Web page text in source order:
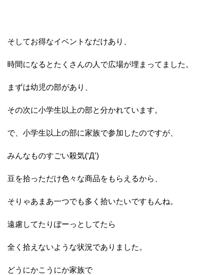
そしてお得なイベントなだけあり、
時間になるとたくさんの人で広場が埋まってました。
まずは幼児の部があり、
その次に小学生以上の部と分かれています。
で、小学生以上の部に家族で参加したのですが、
みんなものすごい殺気(‘Д’)
豆を拾っただけ色々な商品をもらえるから、
そりゃあまあ一つでも多く拾いたいですもんね。
遠慮してたりぼーっとしてたら
全く拾えないような状況でありました。
どうにかこうにか家族で